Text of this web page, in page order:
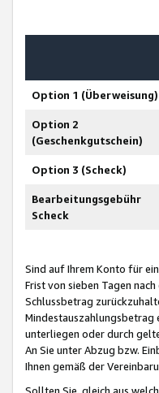
Option 1 (Überweisung)
Option 2
(Geschenkgutschein)
Option 3 (Scheck)
Bearbeitungsgebühr
Scheck
Sind auf Ihrem Konto für
Frist von sieben Tagen
Schlussbetrag
Mindestauszahlungsbetrag
unterliegen oder durch
An Sie unter Abzug bzw.
Ihnen gemäß der
Sollten Sie, gleich aus